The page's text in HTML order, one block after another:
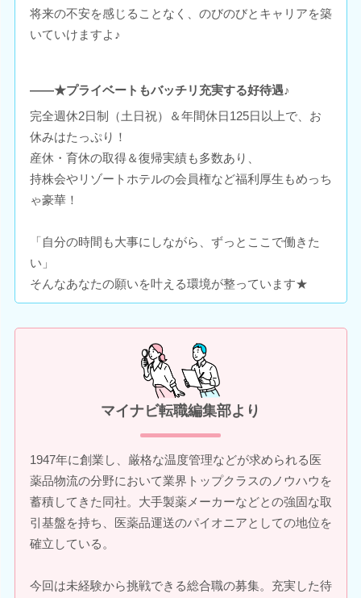
将来の不安を感じることなく、のびのびとキャリアを築
いていけますよ♪
――★プライベートもバッチリ充実する好待遇♪
完全週休2日制（土日祝）＆年間休日125日以上で、お
休みはたっぷり！
産休・育休の取得＆復帰実績も多数あり、
持株会やリゾートホテルの会員権など福利厚生もめっち
ゃ豪華！
「自分の時間も大事にしながら、ずっとここで働きた
い」
そんなあなたの願いを叶える環境が整っています★
マイナビ転職編集部より
1947年に創業し、厳格な温度管理などが求められる医
薬品物流の分野において業界トップクラスのノウハウを
蓄積してきた同社。大手製薬メーカーなどとの強固な取
引基盤を持ち、医薬品運送のパイオニアとしての地位を
確立している。
今回は未経験から挑戦できる総合職の募集。充実した待